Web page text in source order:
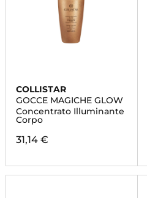
COLLISTAR
GOCCE MAGICHE GLOW
Concentrato Illuminante
Corpo
31,14 €